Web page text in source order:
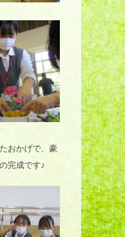
おかげで、豪
完成です♪